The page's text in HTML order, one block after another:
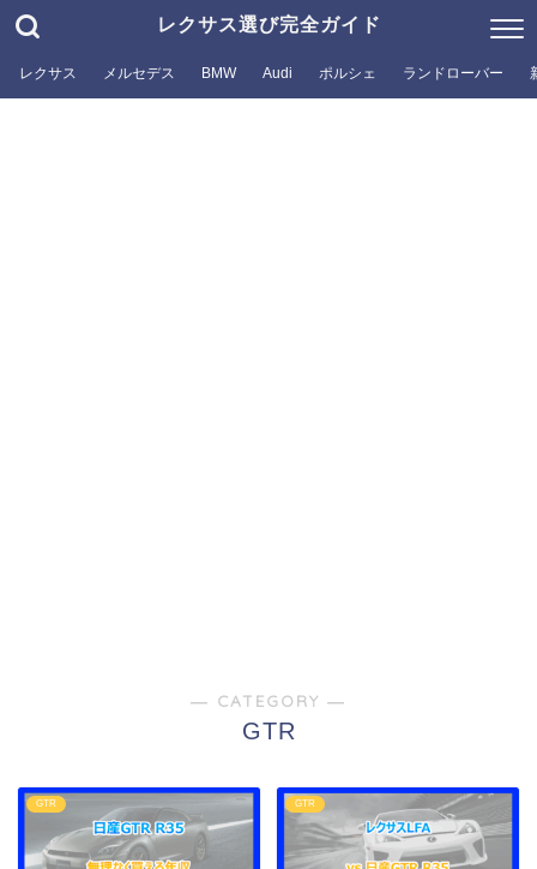
レクサス選び完全ガイド
レクサス メルセデス BMW Audi ポルシェ ランドローバー
― CATEGORY ―
GTR
GTR GTR